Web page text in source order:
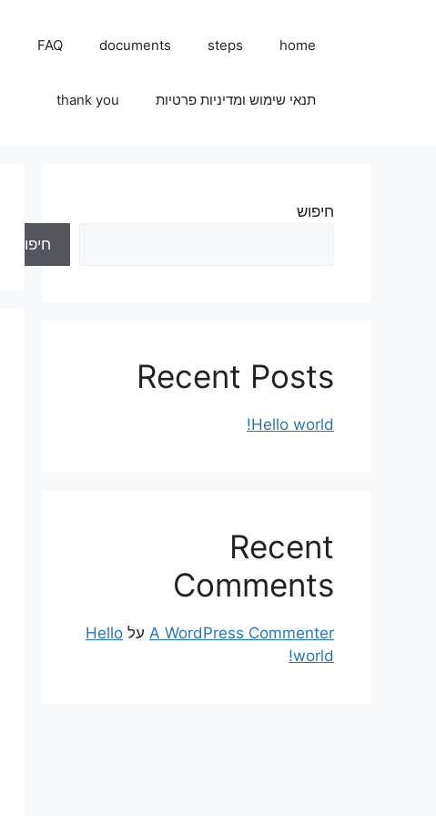
home
steps
documents
FAQ
תנאי שימוש ומדיניות פרטיות thank you
חיפוש
חיפוש
Recent Posts
Hello world!
Recent
Comments
A WordPress Commenter על Hello
world!